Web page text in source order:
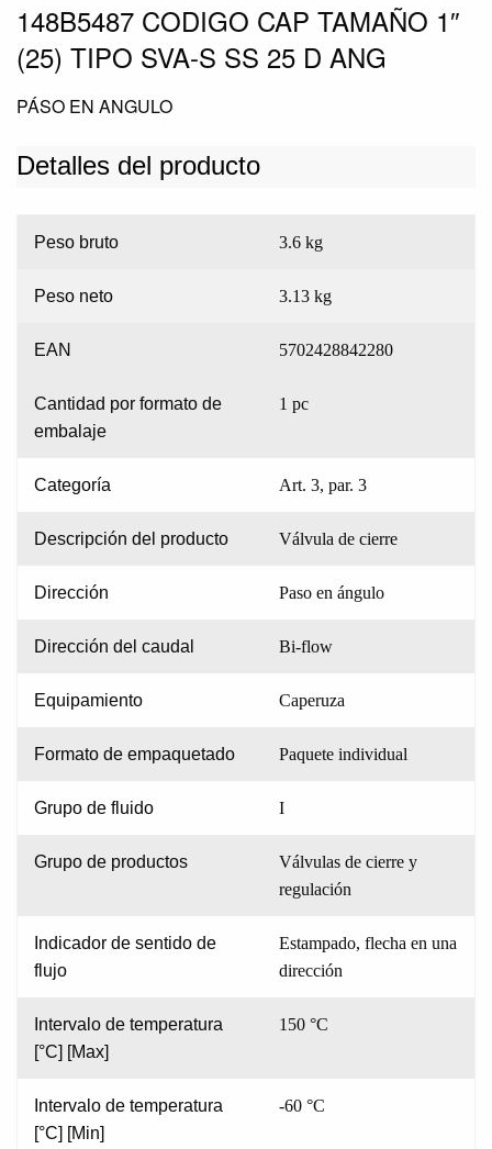
148B5487 CODIGO CAP TAMAÑO 1″
(25) TIPO SVA-S SS 25 D ANG
PÁSO EN ANGULO
Detalles del producto
Peso bruto 3.6 kg
Peso neto 3.13 kg
EAN 5702428842280
Cantidad por formato de
embalaje
1 pc
Categoría Art. 3, par. 3
Descripción del producto Válvula de cierre
Dirección Paso en ángulo
Dirección del caudal Bi-flow
Equipamiento Caperuza
Formato de empaquetado Paquete individual
Grupo de fluido I
Grupo de productos
Válvulas de cierre y
regulación
Indicador de sentido de
flujo
Estampado, flecha en una
dirección
Intervalo de temperatura
[°C] [Max]
150 °C
Intervalo de temperatura
[°C] [Min]
-60 °C